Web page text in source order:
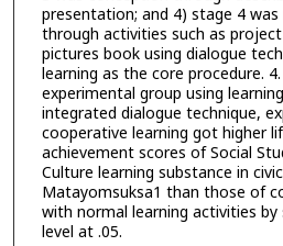
presentation; and 4) stage 4
through activities such as
pictures book using dialogue
learning as the core procedure.
experimental group using
integrated dialogue technique,
cooperative learning got higher
achievement scores of Social
Culture learning substance in
Matayomsuksa1 than those of
with normal learning activities
level at .05.